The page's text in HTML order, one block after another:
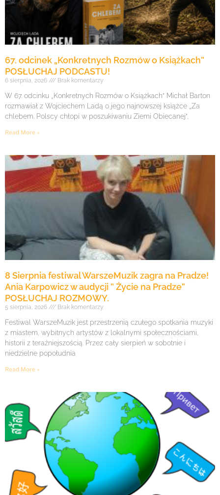
67. odcinek „Konkretnych Rozmów o Książkach”
POSŁUCHAJ PODCASTU!
6 sierpnia, 2026 Brak komentarzy
W 67. odcinku „Konkretnych Rozmów o Książkach” Michał Barton
rozmawiał z Wojciechem Ladą o jego najnowszej książce „Za
chlebem. Polscy chłopi w poszukiwaniu Ziemi Obiecanej”,
Read More »
8 Sierpnia festiwal WarszeMuzik zagra na Pradze!
Ania Karpowicz w audycji ” Życie na Pradze”
POSŁUCHAJ ROZMOWY.
5 sierpnia, 2026 Brak komentarzy
Festiwal WarszeMuzik jest przestrzenią czułego spotkania muzyki
z miastem, wybitnych artystów z lokalnymi społecznościami,
historii z teraźniejszością. Przez cały sierpień w sobotnie i
niedzielne popołudnia
Read More »